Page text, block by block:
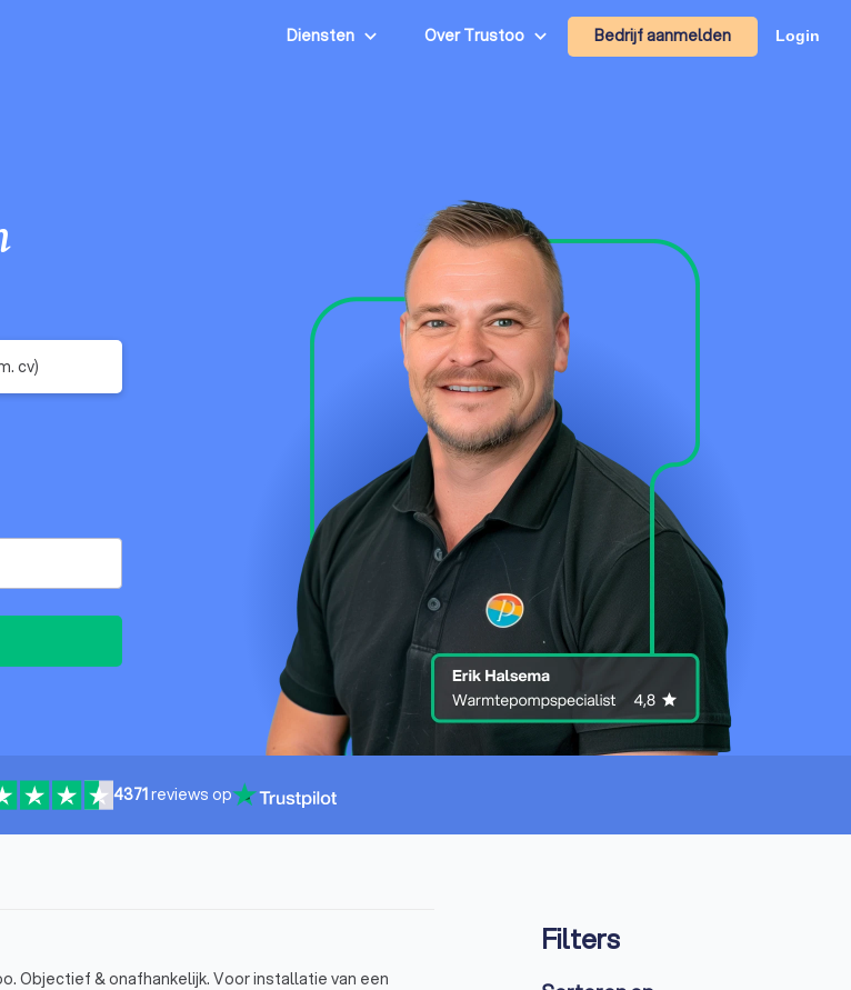
Diensten Over Trustoo Bedrijf aanmelden Login
cv)
4371reviews op
Objectief & onafhankelijk. Voor installatie van een
Filters